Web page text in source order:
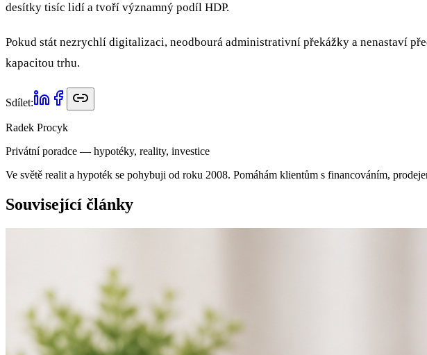
desítky tisíc lidí a tvoří významný podíl HDP.
Pokud stát nezrychlí digitalizaci, neodbourá administrativní překážky a nenastaví
kapacitou trhu.
Sdílet:
Radek Procyk
Privátní poradce — hypotéky, reality, investice
Ve světě realit a hypoték se pohybuji od roku 2008. Pomáhám klientům s financováním,
Související články